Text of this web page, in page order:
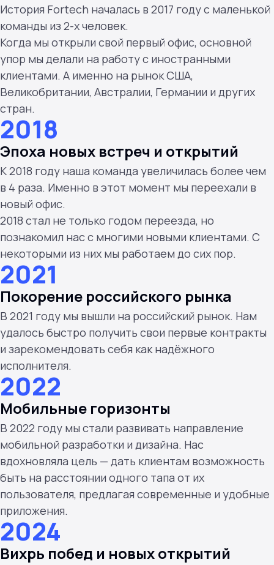
История Fortech началась в 2017 году с маленькой
команды из 2-х человек.
Когда мы открыли свой первый офис, основной
упор мы делали на работу с иностранными
клиентами. А именно на рынок США,
Великобритании, Австралии, Германии и других
стран.
2018
Эпоха новых встреч и открытий
К 2018 году наша команда увеличилась более чем
в 4 раза. Именно в этот момент мы переехали в
новый офис.
2018 стал не только годом переезда, но
познакомил нас с многими новыми клиентами. С
некоторыми из них мы работаем до сих пор.
2021
Покорение российского рынка
В 2021 году мы вышли на российский рынок. Нам
удалось быстро получить свои первые контракты
и зарекомендовать себя как надёжного
исполнителя.
2022
Мобильные горизонты
В 2022 году мы стали развивать направление
мобильной разработки и дизайна. Нас
вдохновляла цель — дать клиентам возможность
быть на расстоянии одного тапа от их
пользователя, предлагая современные и удобные
приложения.
2024
Вихрь побед и новых открытий